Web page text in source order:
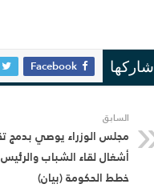
شاركها Facebook
السابق
مجلس الوزراء يوصي بدمج
أشغال لقاء الشباب
خطط الحكومة (بيان)